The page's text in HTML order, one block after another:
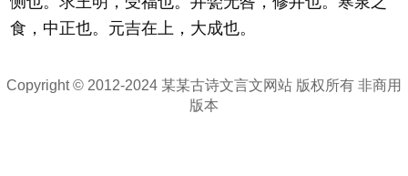
食，中正也。元吉在上，大成也。
Copyright © 2012-2024 某某古诗文言文网站 版权所有 非商用
版本